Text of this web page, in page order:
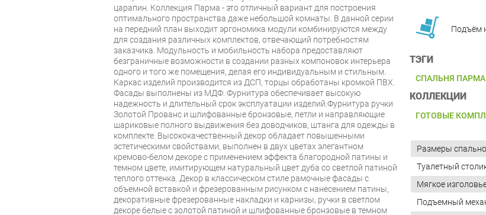
Подъём
ТЭГИ
СПАЛЬНЯ ПАРМА
КОЛЛЕКЦИИ
ГОТОВЫЕ
царапин. Коллекция Парма - это отличный вариант для построения
оптимального пространства даже небольшой комнаты. В данной серии
на передний план выходит эргономика модули комбинируются между
для создания различных комплектов, отвечающий потребностям
заказчика. Модульность и мобильность набора предоставляют
безграничные возможности в создании разных компоновок интерьера
одного и того же помещения, делая его индивидуальным и стильным.
Каркас изделий производится из ДСП, торцы обработаны кромкой ПВХ.
Фасады выполнены из МДФ. Фурнитура обеспечивает высокую
надежность и длительный срок эксплуатации изделий.Фурнитура ручки
Золотой Прованс и шлифованные бронзовые, петли и направляющие
шариковые полного выдвижения без доводчиков, штанга для одежды в
комплекте. Высококачественный декор обладает повышенными
эстетическими свойствами, выполнен в двух цветах элегантном
кремово-белом декоре с применением эффекта благородной патины и
темном цвете, имитирующем натуральный цвет дуба со светлой патиной
теплого оттенка. Декор в классическом стиле рамочные фасады с
объемной вставкой и фрезерованным рисунком с нанесением патины,
декоративные фрезерованные накладки и карнизы, ручки в светлом
декоре белые с золотой патиной и шлифованные бронзовые в темном
Размеры
Туалетный
Мягкое
Подъемный